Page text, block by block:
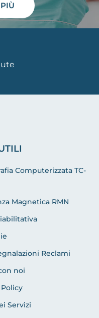
Computerizzata TC-
Magnetica RMN
Reclami
noi
Servizi